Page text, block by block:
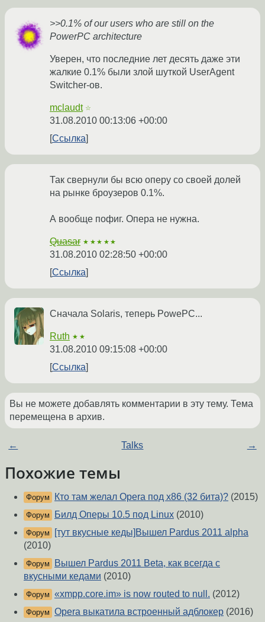
>>0.1% of our users who are still on the
PowerPC architecture
Уверен, что последние лет десять даже эти
жалкие 0.1% были злой шуткой UserAgent
Switcher-ов.
mclaudt ☆
31.08.2010 00:13:06 +00:00
Ссылка
Так свернули бы всю оперу со своей долей
на рынке броузеров 0.1%.
А вообще пофиг. Опера не нужна.
Quasar ★★★★★
31.08.2010 02:28:50 +00:00
Ссылка
Сначала Solaris, теперь PowePC...
Ruth ★★
31.08.2010 09:15:08 +00:00
Ссылка
Вы не можете добавлять комментарии в эту тему. Тема
перемещена в архив.
← Talks →
Похожие темы
Форум Кто там желал Opera под x86 (32 бита)? (2015)
Форум Билд Оперы 10.5 под Linux (2010)
Форум
[тут вкусные кеды]Вышел Pardus 2011 alpha
(2010)
Форум
Вышел Pardus 2011 Beta, как всегда с
вкусными кедами (2010)
Форум «xmpp.core.im» is now routed to null. (2012)
Форум Opera выкатила встроенный адблокер (2016)